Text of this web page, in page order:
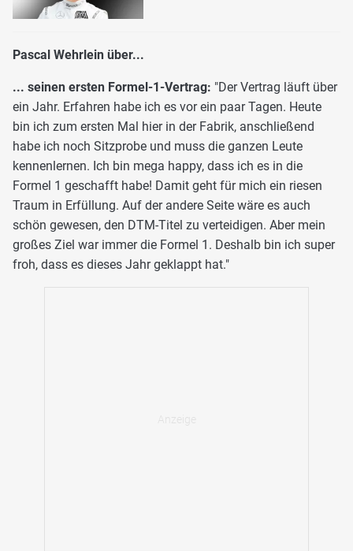
Pascal Wehrlein über...
... seinen ersten Formel-1-Vertrag: "Der Vertrag läuft über
ein Jahr. Erfahren habe ich es vor ein paar Tagen. Heute
bin ich zum ersten Mal hier in der Fabrik, anschließend
habe ich noch Sitzprobe und muss die ganzen Leute
kennenlernen. Ich bin mega happy, dass ich es in die
Formel 1 geschafft habe! Damit geht für mich ein riesen
Traum in Erfüllung. Auf der andere Seite wäre es auch
schön gewesen, den DTM-Titel zu verteidigen. Aber mein
großes Ziel war immer die Formel 1. Deshalb bin ich super
froh, dass es dieses Jahr geklappt hat."